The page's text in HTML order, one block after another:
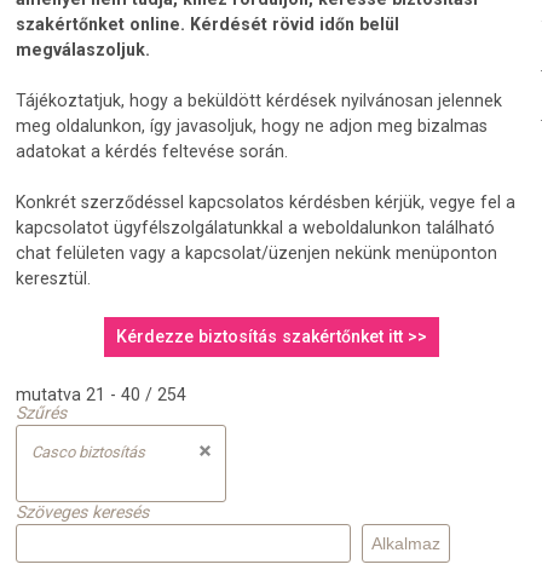
szakértőnket online. Kérdését rövid időn belül
megválaszoljuk.
Tájékoztatjuk, hogy a beküldött kérdések nyilvánosan jelennek
meg oldalunkon, így javasoljuk, hogy ne adjon meg bizalmas
adatokat a kérdés feltevése során.
Konkrét szerződéssel kapcsolatos kérdésben kérjük, vegye fel a
kapcsolatot ügyfélszolgálatunkkal a weboldalunkon található
chat felületen vagy a kapcsolat/üzenjen nekünk menüponton
keresztül.
Kérdezze biztosítás szakértőnket itt >>
mutatva 21 - 40 / 254
Szűrés
Casco biztosítás
Szöveges keresés